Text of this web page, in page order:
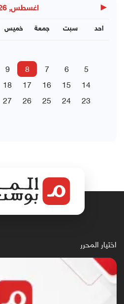
◀ اغسطس, 2026
خميس جمعة سبت احد
5
6
7
8
9
14
15
16
17
18
23
24
25
26
27
اختيار المحرر